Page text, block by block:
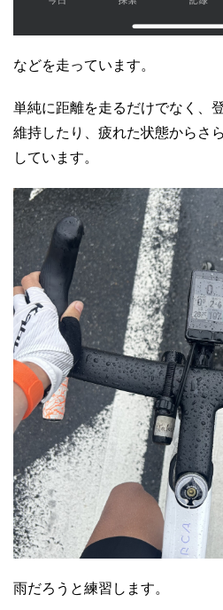
などを走っています。
単純に距離を走るだけでなく、
維持したり、疲れた状態からさ
しています。
雨だろうと練習します。